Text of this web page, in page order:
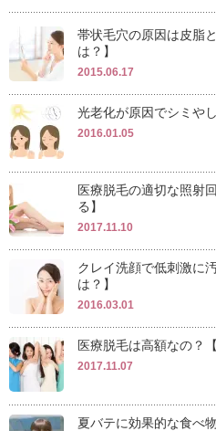
帯状毛穴の原因は皮脂
は？】
2015.06.17
光老化が原因でシミや
2016.01.05
医療脱毛の適切な照射
る】
2017.11.10
クレイ洗顔で低刺激に
は？】
2016.03.01
医療脱毛は高額なの？
2017.11.07
夏バテに効果的な食べ